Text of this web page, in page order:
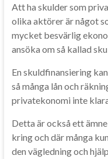
lån
Jämför
billiga
och
låna
pengar
Att ha skulder som
olika aktörer är något
mycket besvärlig
ansöka om så kallad
En skuldfinansiering
så många lån och
privatekonomi inte
Detta är också ett
kring och där många
den vägledning och